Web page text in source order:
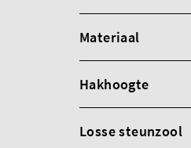
Materiaal
Hakhoogte
Losse steunzool